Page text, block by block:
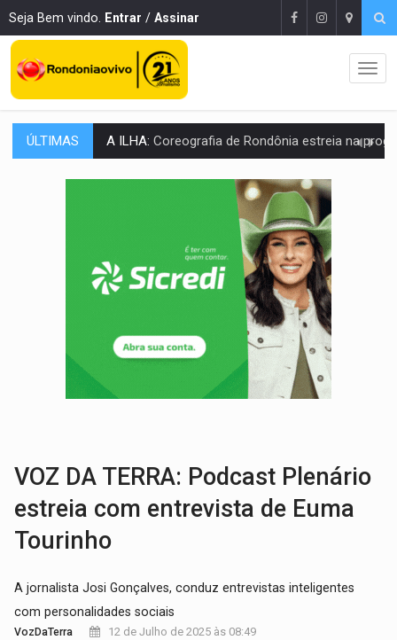
Seja Bem vindo. Entrar / Assinar
ÚLTIMAS ELEIÇÕES 2026:Sgt. Mouza esclarece 'erro de digitação' em declaração de
JUDICIÁRIO:Sinjur parabeniza servidores pelo adicional de incentivo com
AVISO DE LICITAÇÃO: Pregão Eletrônico Nº 12/
Polícia apreende mais de uma tonelada de drogas em fundo
EMOCIONE:PRESENTES: Confira os sorteados na promoção
Idoso é filmado furtando bicicleta na frente
JUSTIÇA:Comarca de Nova Mamoré terá seu primeiro
ADAILTON FÚRIA:Assessoria denuncia suposto ataque com perfis
VOZ DA TERRA: Podcast Plenário
estreia com entrevista de Euma
Tourinho
A jornalista Josi Gonçalves, conduz entrevistas inteligentes
com personalidades sociais
VozDaTerra
12 de Julho de 2025 às 08:49